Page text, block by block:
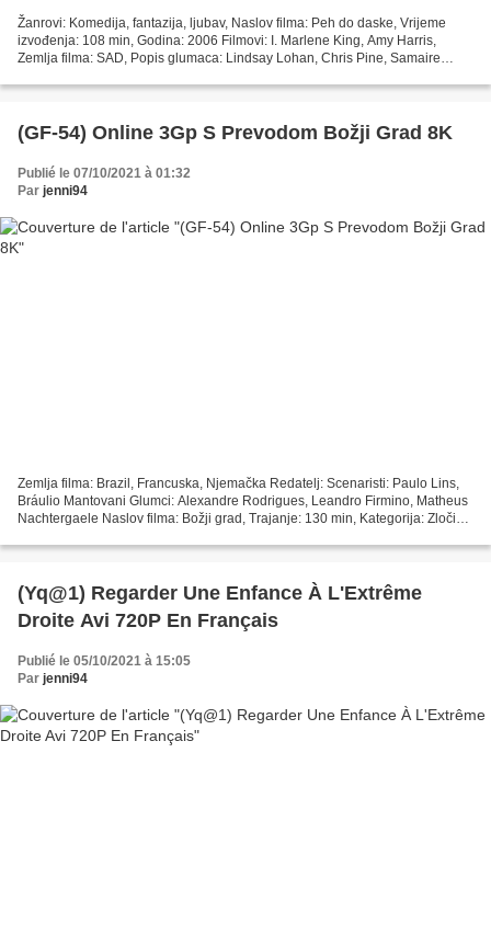
Žanrovi: Komedija, fantazija, ljubav, Naslov filma: Peh do daske, Vrijeme
izvođenja: 108 min, Godina: 2006 Filmovi: I. Marlene King, Amy Harris,
Zemlja filma: SAD, Popis glumaca: Lindsay Lohan, Chris Pine, Samaire
(GF-54) Online 3Gp S Prevodom Božji Grad 8K
Publié le 07/10/2021 à 01:32
Par jenni94
Zemlja filma: Brazil, Francuska, Njemačka Redatelj: Scenaristi: Paulo Lins,
Bráulio Mantovani Glumci: Alexandre Rodrigues, Leandro Firmino, Matheus
Nachtergaele Naslov filma: Božji grad, Trajanje: 130 min, Kategorija: Zločin,
(Yq@1) Regarder Une Enfance À L'Extrême
Droite Avi 720P En Français
Publié le 05/10/2021 à 15:05
Par jenni94